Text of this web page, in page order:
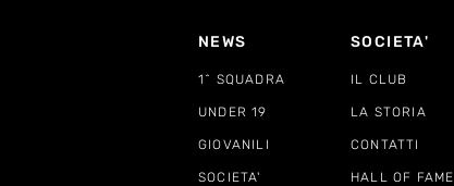
NEWS SOCIETA'
1^ SQUADRA IL CLUB
UNDER 19 LA STORIA
GIOVANILI CONTATTI
SOCIETA' HALL OF FAME